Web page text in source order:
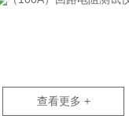
查看更多 +